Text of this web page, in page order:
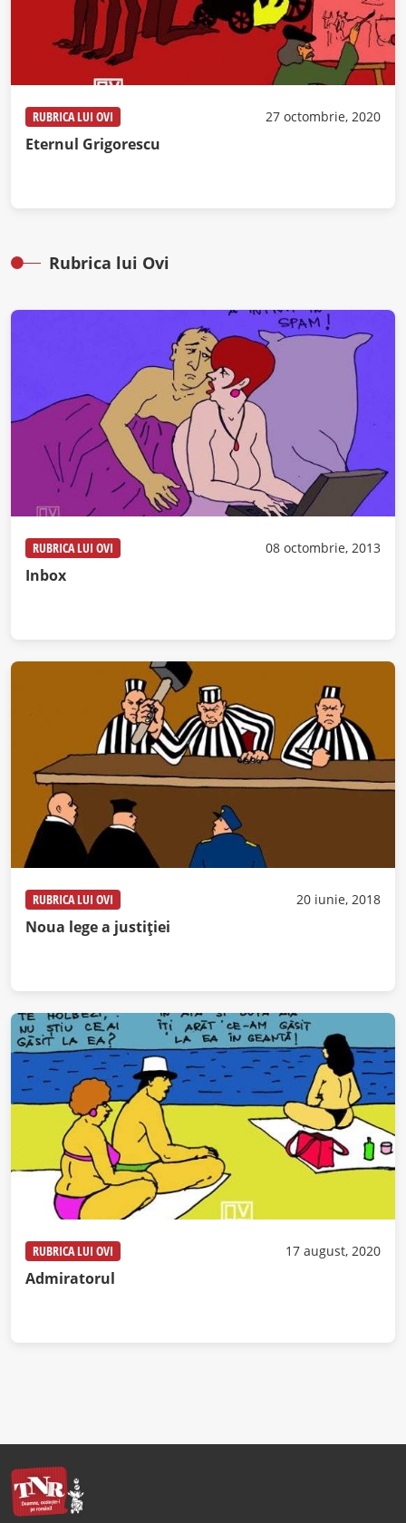
RUBRICA LUI OVI 27 octombrie, 2020
Eternul Grigorescu
Rubrica lui Ovi
RUBRICA LUI OVI 08 octombrie, 2013
Inbox
RUBRICA LUI OVI 20 iunie, 2018
Noua lege a justiției
RUBRICA LUI OVI 17 august, 2020
Admiratorul